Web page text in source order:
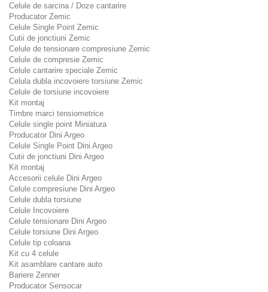
Celule de sarcina / Doze cantarire
Producator Zemic
Celule Single Point Zemic
Cutii de jonctiuni Zemic
Celule de tensionare compresiune Zemic
Celule de compresie Zemic
Celule cantarire speciale Zemic
Celula dubla incovoiere torsiune Zemic
Celule de torsiune incovoiere
Kit montaj
Timbre marci tensiometrice
Celule single point Miniatura
Producator Dini Argeo
Celule Single Point Dini Argeo
Cutii de jonctiuni Dini Argeo
Kit montaj
Accesorii celule Dini Argeo
Celule compresiune Dini Argeo
Celule dubla torsiune
Celule Incovoiere
Celule tensionare Dini Argeo
Celule torsiune Dini Argeo
Celule tip coloana
Kit cu 4 celule
Kit asamblare cantare auto
Bariere Zenner
Producator Sensocar